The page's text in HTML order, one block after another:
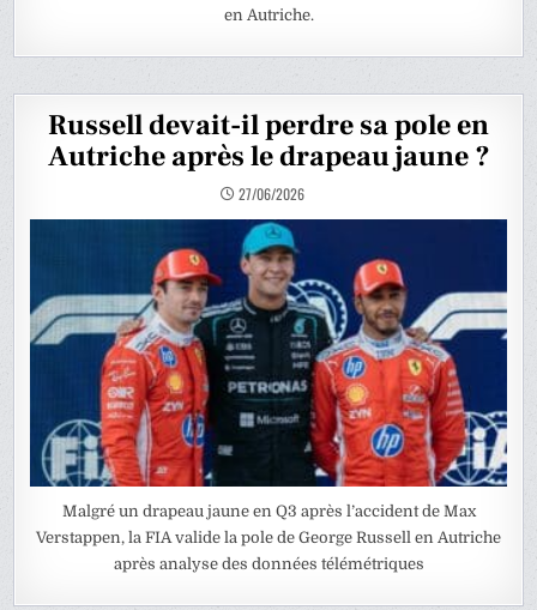
en Autriche.
Russell devait-il perdre sa pole en
Autriche après le drapeau jaune ?
27/06/2026
Malgré un drapeau jaune en Q3 après l’accident de Max
Verstappen, la FIA valide la pole de George Russell en Autriche
après analyse des données télémétriques